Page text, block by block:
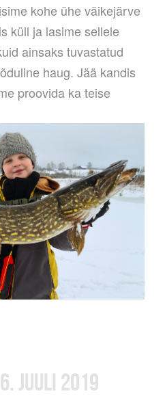
kohe ühe väikejärve
küll ja lasime sellele
ainsaks tuvastatud
haug. Jää kandis
proovida ka teise
JUULI 2019